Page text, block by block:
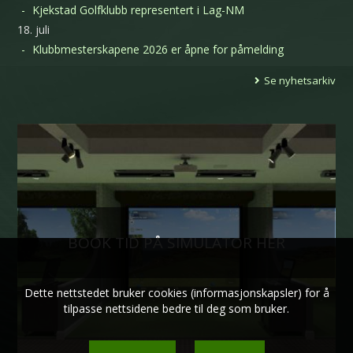
Kjekstad Golfklubb representert i Lag-NM
18. juli
Klubbmesterskapene 2026 er åpne for påmelding
Se nyhetsarkiv
BOOK TID PÅ SIMULATOR HER
Dette nettstedet bruker cookies (informasjonskapsler) for å
tilpasse nettsidene bedre til deg som bruker.